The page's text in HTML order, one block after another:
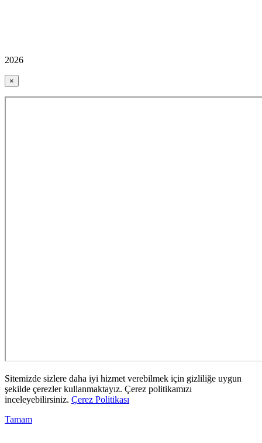
2026
×
Sitemizde sizlere daha iyi hizmet verebilmek için gizliliğe uygun
şekilde çerezler kullanmaktayız. Çerez politikamızı
inceleyebilirsiniz. Çerez Politikası
Tamam